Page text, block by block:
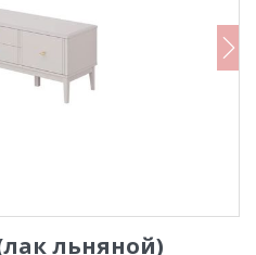
льняной)